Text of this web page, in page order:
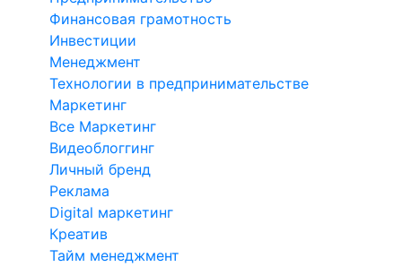
Финансовая грамотность
Инвестиции
Менеджмент
Технологии в предпринимательстве
Маркетинг
Все Маркетинг
Видеоблоггинг
Личный бренд
Реклама
Digital маркетинг
Креатив
Тайм менеджмент